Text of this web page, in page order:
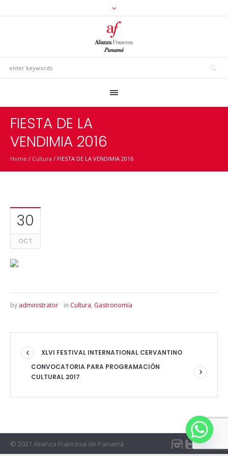
FIESTA DE LA
VENDIMIA 2016
Home / Cultura / FIESTA DE LA VENDIMIA 2016
30
OCT
by administrator in Cultura, Gastronomía
XLVI FESTIVAL INTERNATIONAL CERVANTINO
CONVOCATORIA PARA PROGRAMACIÓN
CULTURAL 2017
© 2021 Alianza Francesa de Panamá